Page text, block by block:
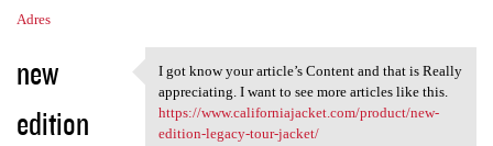
Adres
new
edition
I got know your article’s
I got know your article’s Content and that is Really
appreciating. I want to see more articles like this.
https://www.californiajacket.com/product/new-
edition-legacy-tour-jacket/